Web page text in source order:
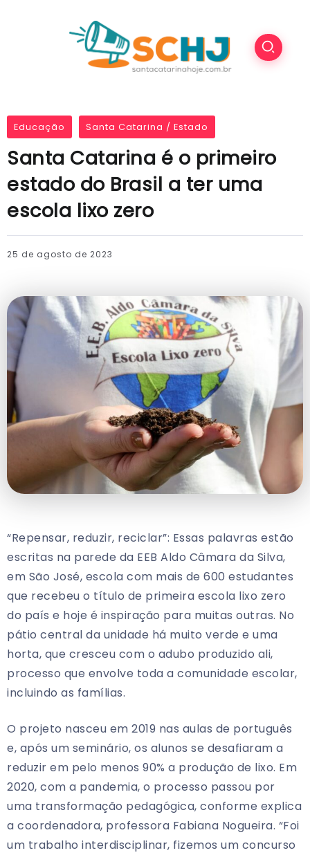
Educação Santa Catarina / Estado
Santa Catarina é o primeiro
estado do Brasil a ter uma
escola lixo zero
25 de agosto de 2023
“Repensar, reduzir, reciclar”: Essas palavras estão
escritas na parede da EEB Aldo Câmara da Silva,
em São José, escola com mais de 600 estudantes
que recebeu o título de primeira escola lixo zero
do país e hoje é inspiração para muitas outras. No
pátio central da unidade há muito verde e uma
horta, que cresceu com o adubo produzido ali,
processo que envolve toda a comunidade escolar,
incluindo as famílias.
O projeto nasceu em 2019 nas aulas de português
e, após um seminário, os alunos se desafiaram a
reduzir em pelo menos 90% a produção de lixo. Em
2020, com a pandemia, o processo passou por
uma transformação pedagógica, conforme explica
a coordenadora, professora Fabiana Nogueira. “Foi
um trabalho interdisciplinar, fizemos um concurso